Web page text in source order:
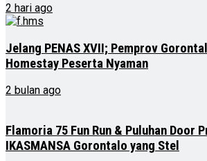
2 hari ago
Jelang PENAS XVII; Pemprov
Homestay Peserta Nyaman
2 bulan ago
Flamoria 75 Fun Run & Puluhan Door
IKASMANSA Gorontalo yang Stel